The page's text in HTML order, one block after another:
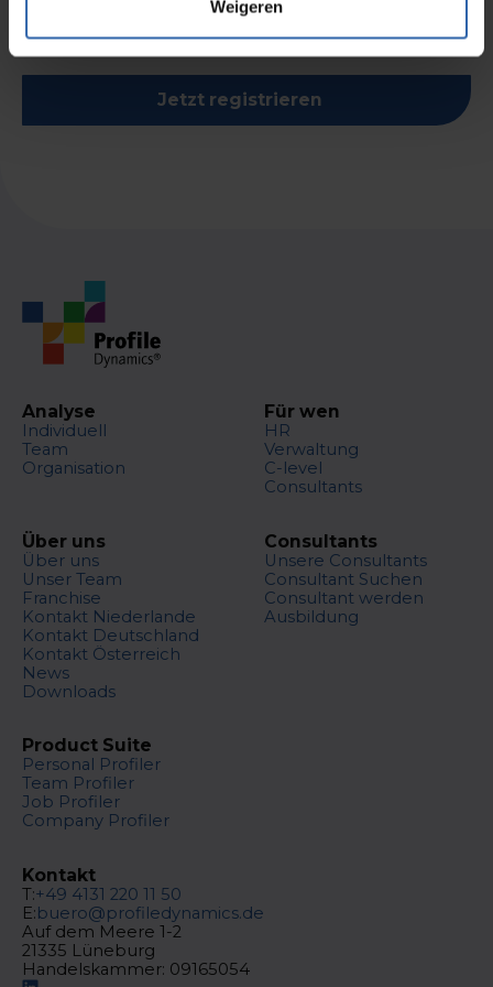
Weigeren
Jetzt registrieren
Analyse
Individuell
Team
Organisation
Für wen
HR
Verwaltung
C-level
Consultants
Über uns
Über uns
Unser Team
Franchise
Kontakt Niederlande
Kontakt Deutschland
Kontakt Österreich
News
Downloads
Consultants
Unsere Consultants
Consultant Suchen
Consultant werden
Ausbildung
Product Suite
Personal Profiler
Team Profiler
Job Profiler
Company Profiler
Kontakt
T:+49 4131 220 11 50
E:buero@profiledynamics.de
Auf dem Meere 1-2
21335 Lüneburg
Handelskammer: 09165054